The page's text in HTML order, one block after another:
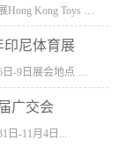
印尼体育展
广交会
日-11月4日...